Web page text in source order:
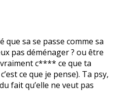
que sa se passe comme sa
pas déménager ? ou être
vraiment c**** ce que ta
ce que je pense). Ta psy,
fait qu’elle ne veut pas